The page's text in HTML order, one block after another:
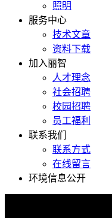
照明
服务中心
技术文章
资料下载
加入丽智
人才理念
社会招聘
校园招聘
员工福利
联系我们
联系方式
在线留言
环境信息公开